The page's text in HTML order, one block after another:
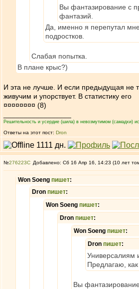
Вы фантазирование с
фантазий.
Да, именно я перепутал
подростков.
Слабая попытка.
В плане крыс?)
И эта не лучше. И если предыдущая не
живучим и упорствует. В статистику его
¤¤¤¤¤¤¤¤ (8)
Решительность и усердие (шила) в невозмутимом (самадхи)
Ответы на этот пост: Dron
№276223 Добавлено: Сб 16 Апр 16, 14:23 (10 лет
Won Soeng пишет:
Dron пишет:
Won Soeng пишет:
Dron пишет:
Won Soeng пишет:
Dron пишет:
Универсалиям
Предлагаю,
Вы